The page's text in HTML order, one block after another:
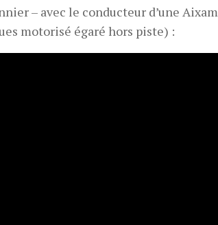
– avec le conducteur d’une
motorisé égaré hors piste) :